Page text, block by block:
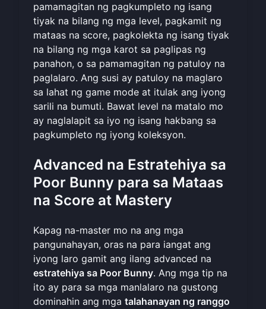
pamamagitan ng pagkumpleto ng isang
tiyak na bilang ng mga level, pagkamit ng
mataas na score, pagkolekta ng isang tiyak
na bilang ng mga karot sa paglipas ng
panahon, o sa pamamagitan ng patuloy na
paglalaro. Ang susi ay patuloy na maglaro
sa lahat ng game mode at itulak ang iyong
sarili na bumuti. Bawat level na matalo mo
ay naglalapit sa iyo ng isang hakbang sa
pagkumpleto ng iyong koleksyon.
Advanced na Estratehiya sa
Poor Bunny para sa Mataas
na Score at Mastery
Kapag na-master mo na ang mga
pangunahayan, oras na para iangat ang
iyong laro gamit ang ilang advanced na
estratehiya sa Poor Bunny. Ang mga tip na
ito ay para sa mga manlalaro na gustong
dominahin ang mga talahanayan ng ranggo